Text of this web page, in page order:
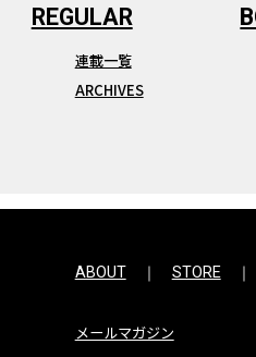
連載一覧
ARCHIVES
ABOUT STORE
メールマガジン